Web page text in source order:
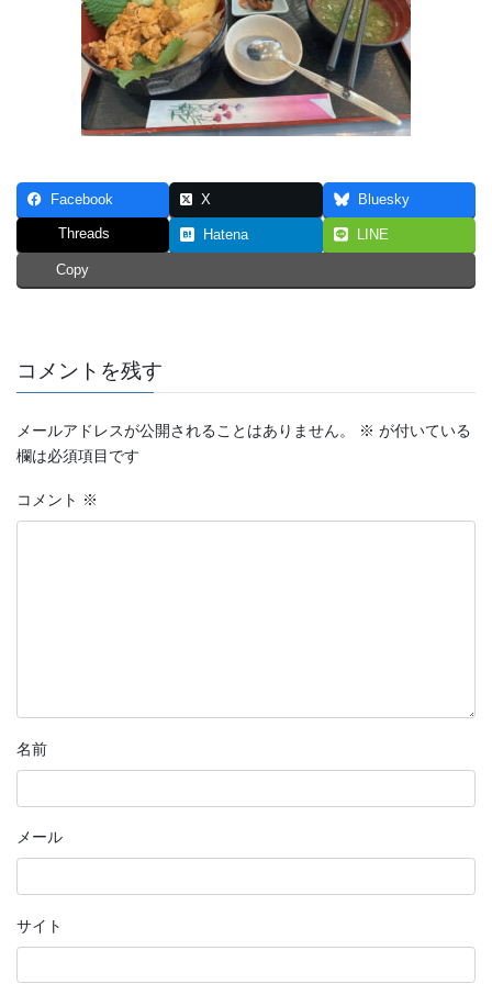
Facebook X Bluesky
Threads Hatena LINE
Copy
コメントを残す
メールアドレスが公開されることはありません。 ※ が付いている
欄は必須項目です
コメント ※
名前
メール
サイト